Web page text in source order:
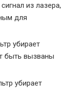
из лазера,
для
убирает
быть вызваны
убирает